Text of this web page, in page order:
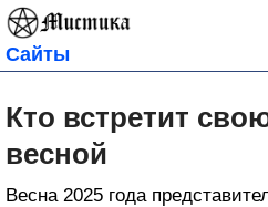
Сайты
Кто встретит
весной
Весна 2025 года